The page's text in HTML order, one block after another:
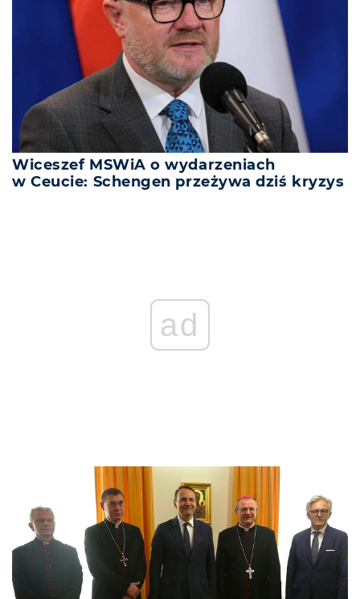
Wiceszef MSWiA o wydarzeniach
w Ceucie: Schengen przeżywa dziś kryzys
ad